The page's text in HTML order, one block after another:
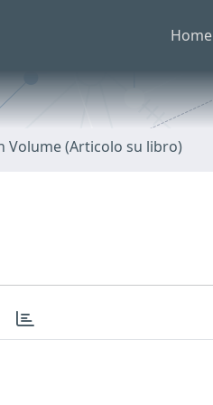
Home
Volume (Articolo su libro)